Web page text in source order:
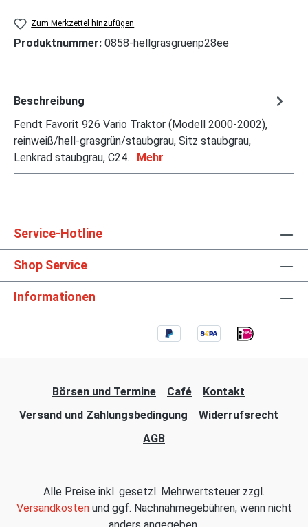
Zum Merkzettel hinzufügen
Produktnummer: 0858-hellgrasgruenp28ee
Beschreibung
Fendt Favorit 926 Vario Traktor (Modell 2000-2002),
reinweiß/hell-grasgrün/staubgrau, Sitz staubgrau,
Lenkrad staubgrau, C24… Mehr
Service-Hotline
Shop Service
Informationen
Börsen und Termine Café
Kontakt
Versand und Zahlungsbedingung
Widerrufsrecht
AGB
Alle Preise inkl. gesetzl. Mehrwertsteuer zzgl.
Versandkostenund ggf. Nachnahmegebühren, wenn nicht